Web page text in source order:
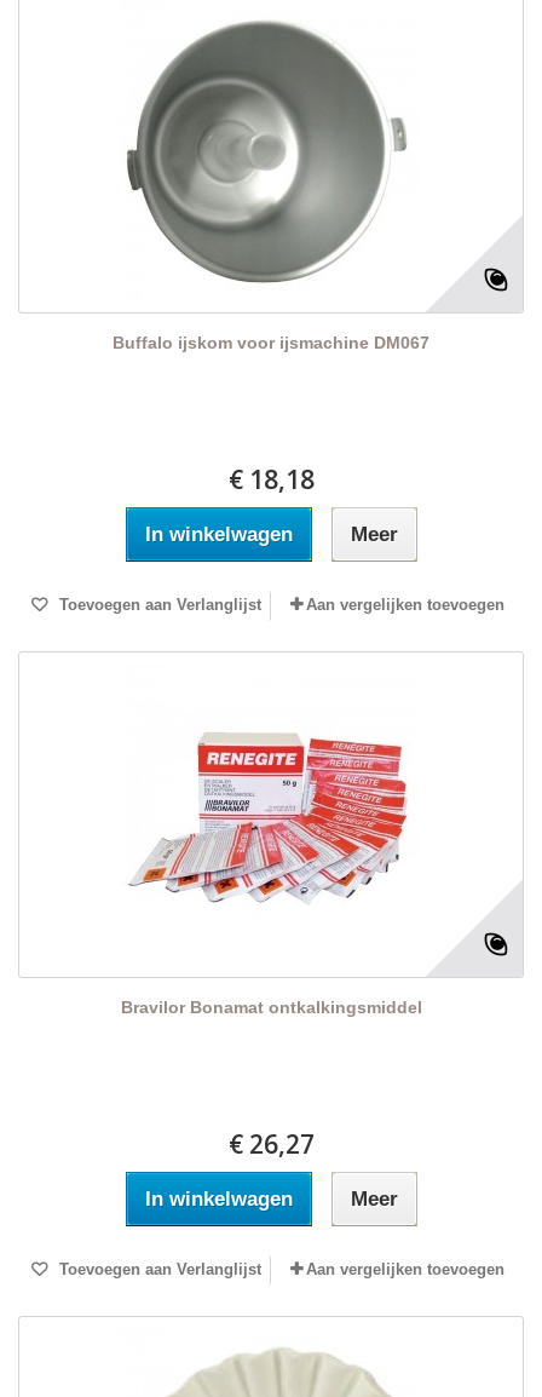
Buffalo ijskom voor ijsmachine DM067
€ 18,18
In winkelwagen Meer
Toevoegen aan Verlanglijst Aan vergelijken toevoegen
Bravilor Bonamat ontkalkingsmiddel
€ 26,27
In winkelwagen Meer
Toevoegen aan Verlanglijst Aan vergelijken toevoegen